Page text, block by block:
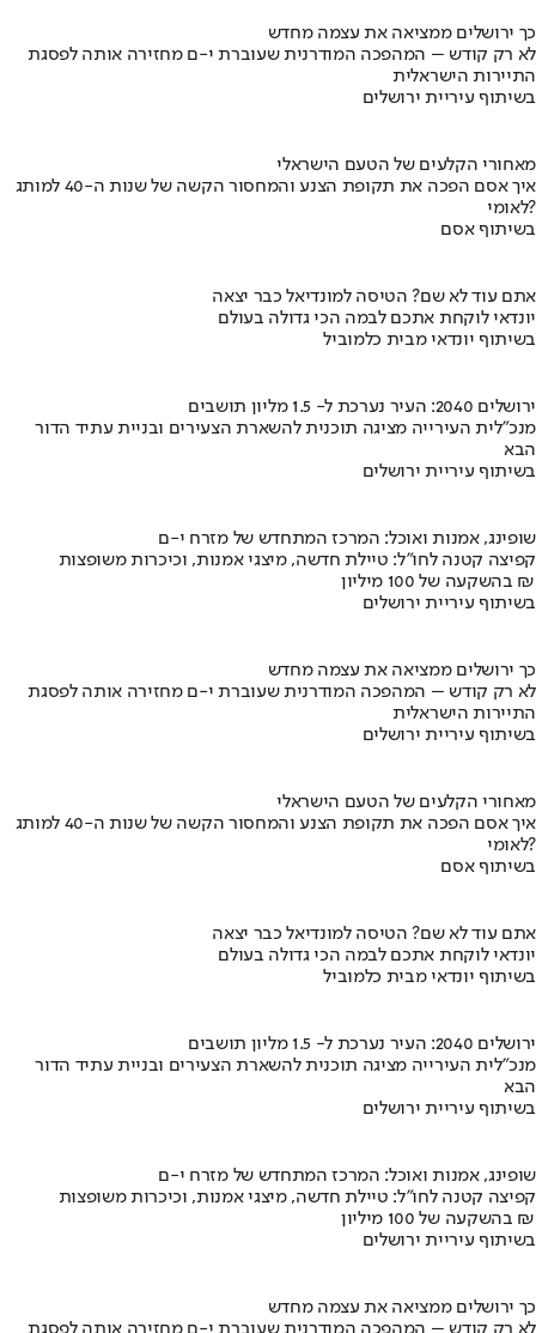
כך ירושלים ממציאה את עצמה מחדש
לא רק קודש – המהפכה המודרנית שעוברת י-ם מחזירה אותה לפסגת
התיירות הישראלית
בשיתוף עיריית ירושלים
מאחורי הקלעים של הטעם הישראלי
איך אסם הפכה את תקופת הצנע והמחסור הקשה של שנות ה-40 למותג
לאומי?
בשיתוף אסם
אתם עוד לא שם? הטיסה למונדיאל כבר יצאה
יונדאי לוקחת אתכם לבמה הכי גדולה בעולם
בשיתוף יונדאי מבית כלמוביל
ירושלים 2040: העיר נערכת ל- 1.5 מליון תושבים
מנכ"לית העירייה מציגה תוכנית להשארת הצעירים ובניית עתיד הדור
הבא
בשיתוף עיריית ירושלים
שופינג, אמנות ואוכל: המרכז המתחדש של מזרח י-ם
קפיצה קטנה לחו"ל: טיילת חדשה, מיצגי אמנות, וכיכרות משופצות
בהשקעה של 100 מיליון ₪
בשיתוף עיריית ירושלים
כך ירושלים ממציאה את עצמה מחדש
לא רק קודש – המהפכה המודרנית שעוברת י-ם מחזירה אותה לפסגת
התיירות הישראלית
בשיתוף עיריית ירושלים
מאחורי הקלעים של הטעם הישראלי
איך אסם הפכה את תקופת הצנע והמחסור הקשה של שנות ה-40 למותג
לאומי?
בשיתוף אסם
אתם עוד לא שם? הטיסה למונדיאל כבר יצאה
יונדאי לוקחת אתכם לבמה הכי גדולה בעולם
בשיתוף יונדאי מבית כלמוביל
ירושלים 2040: העיר נערכת ל- 1.5 מליון תושבים
מנכ"לית העירייה מציגה תוכנית להשארת הצעירים ובניית עתיד הדור
הבא
בשיתוף עיריית ירושלים
שופינג, אמנות ואוכל: המרכז המתחדש של מזרח י-ם
קפיצה קטנה לחו"ל: טיילת חדשה, מיצגי אמנות, וכיכרות משופצות
בהשקעה של 100 מיליון ₪
בשיתוף עיריית ירושלים
כך ירושלים ממציאה את עצמה מחדש